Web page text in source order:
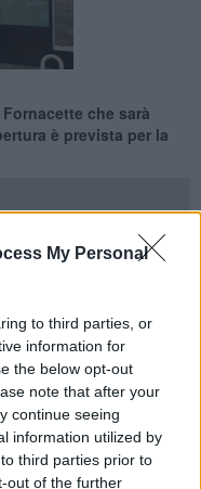
My Personal
to third parties, or
information for
the below opt-out
note that after your
continue seeing
information utilized by
third parties prior to
out of the further
che sarà
è prevista per la
questo, dovrà essere
tanto di chiusura
.
centri abitati sono
quello di Fornacette, in
modo, l'ufficio si
di prossimità.